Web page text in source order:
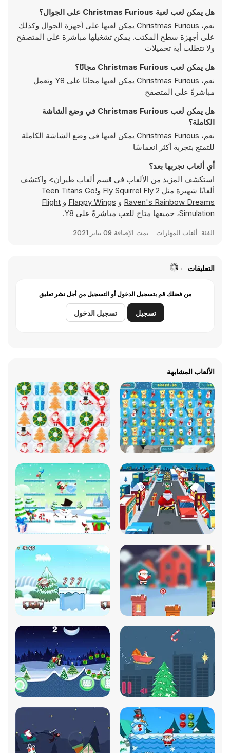
هل يمكن لعب لعبة Christmas Furious على الجوال؟
نعم، Christmas Furious يمكن لعبها على أجهزة الجوال وكذلك
على أجهزة سطح المكتب. يمكن تشغيلها مباشرة على المتصفح
ولا تتطلب أية تحميلات
هل يمكن لعب Christmas Furious مجانًا؟
نعم، Christmas Furious يمكن لعبها مجانًا على Y8 وتعمل
مباشرةً على المتصفح
هل يمكن لعب Christmas Furious في وضع الشاشة
الكاملة؟
نعم، Christmas Furious يمكن لعبها في وضع الشاشة الكاملة
للتمتع بتجربة أكثر انغماسًا
أي ألعاب نجربها بعد؟
استكشف المزيد من الألعاب في قسم ألعاب
طيران> واكتشف
ألعابًا شهيرة مثل Fly Squirrel Fly 2 وTeen Titans Go!
Raven's Rainbow Dreams و Flappy Wings و Flight
Simulation، جميعها متاح للعب مباشرةً على Y8.
الفئة ألعاب المهارات تمت الإضافة 09 يناير 2021
التعليقات
من فضلك قم بتسجيل الدخول أو التسجيل من أجل نشر تعليق
تسجيل تسجيل الدخول
الألعاب المشابهة